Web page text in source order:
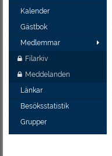
Kalender
Gästbok
Medlemmar
Filarkiv
Meddelanden
Länkar
Besöksstatistik
Grupper